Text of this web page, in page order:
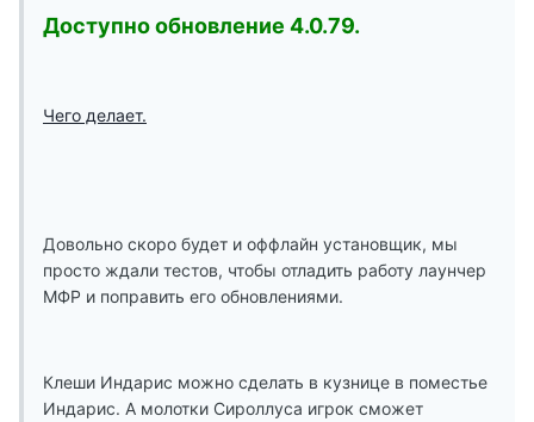
Доступно обновление 4.0.79.
Чего делает.
Довольно скоро будет и оффлайн установщик, мы
просто ждали тестов, чтобы отладить работу лаунчер
МФР и поправить его обновлениями.
Клеши Индарис можно сделать в кузнице в поместье
Индарис. А молотки Сироллуса игрок сможет